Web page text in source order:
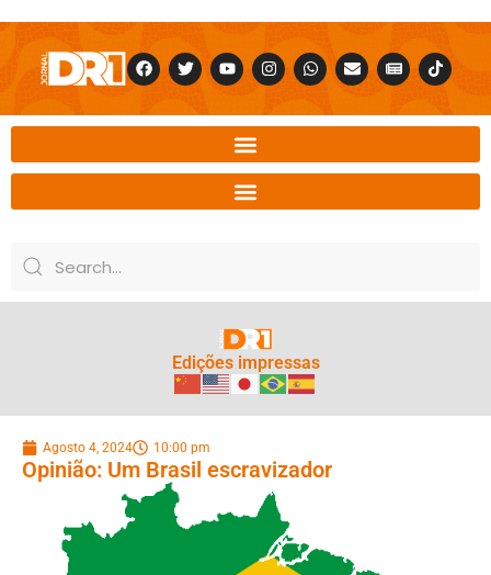
Edições impressas
Agosto 4, 2024 10:00 pm
Opinião: Um Brasil escravizador